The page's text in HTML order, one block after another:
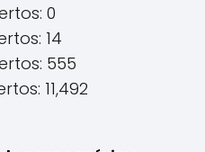
0
14
555
11,492